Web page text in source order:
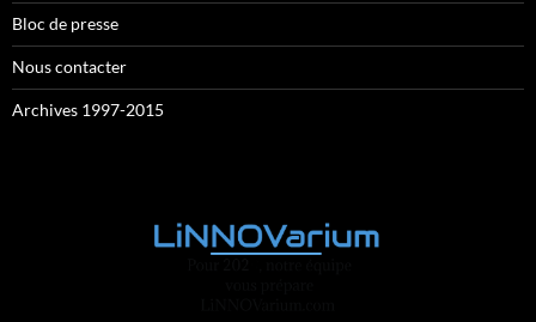
Bloc de presse
Nous contacter
Archives 1997-2015